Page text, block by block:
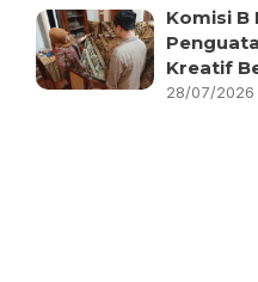
Komisi B
Kreatif
28/07/2026